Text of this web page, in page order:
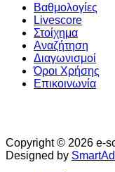
Βαθμολογίες
Livescore
Στοίχημα
Αναζήτηση
Διαγωνισμοί
Όροι Χρήσης
Επικοινωνία
Copyright © 2026 e-
Designed by